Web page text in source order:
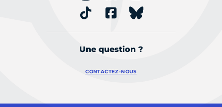
Une question ?
CONTACTEZ-NOUS